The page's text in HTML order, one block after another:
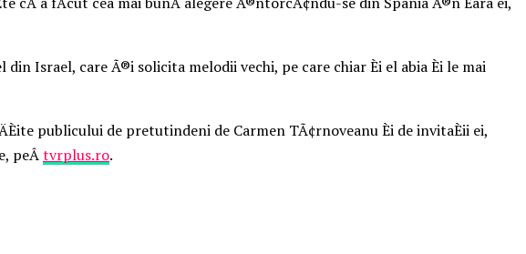
Israel, care Ã®i solicita melodii vechi, pe care chiar Èi el abia Èi le mai
publicului de pretutindeni de Carmen TÃ¢rnoveanu Èi de invitaÈii ei,
peÂtvrplus.ro.